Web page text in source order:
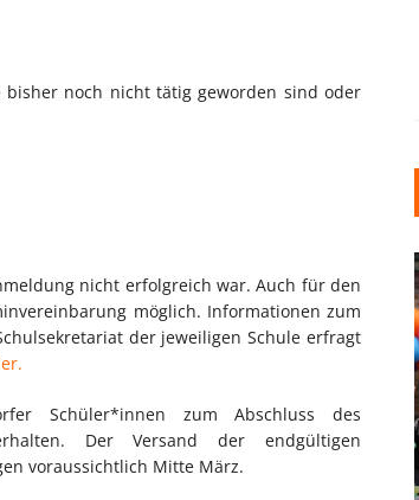
noch nicht tätig geworden sind oder
nicht erfolgreich war. Auch für den
möglich. Informationen zum
der jeweiligen Schule erfragt
Schüler*innen zum Abschluss des
Der Versand der endgültigen
voraussichtlich Mitte März.
INDUSTRIELLER CHIC: WIE
KUNSTSTOFFFENSTER DEN